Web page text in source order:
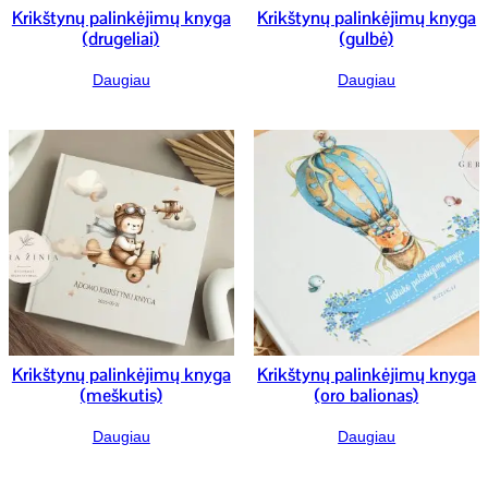
Krikštynų palinkėjimų knyga
(drugeliai)
Daugiau
Krikštynų palinkėjimų knyga
(gulbė)
Daugiau
Krikštynų palinkėjimų knyga
(meškutis)
Daugiau
Krikštynų palinkėjimų knyga
(oro balionas)
Daugiau